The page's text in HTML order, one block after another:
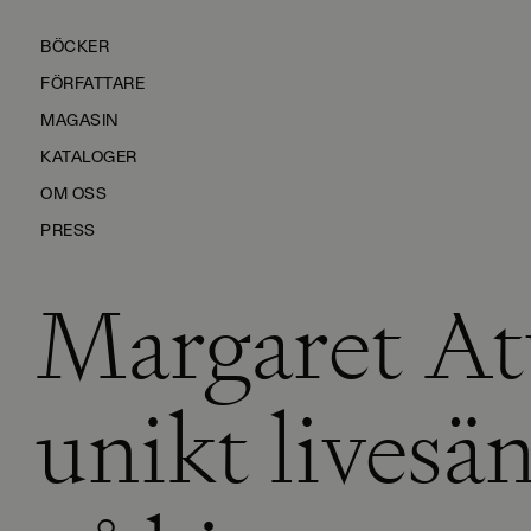
BÖCKER
FÖRFATTARE
MAGASIN
KATALOGER
OM OSS
PRESS
KONTAKTA OSS
HÅLLBARHET
Margaret
unikt